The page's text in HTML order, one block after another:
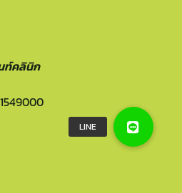
ท์คลินิก